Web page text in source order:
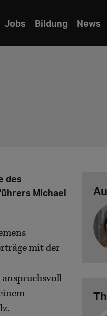
Jobs Bildung News
des
Michael
mit der
anspruchsvoll